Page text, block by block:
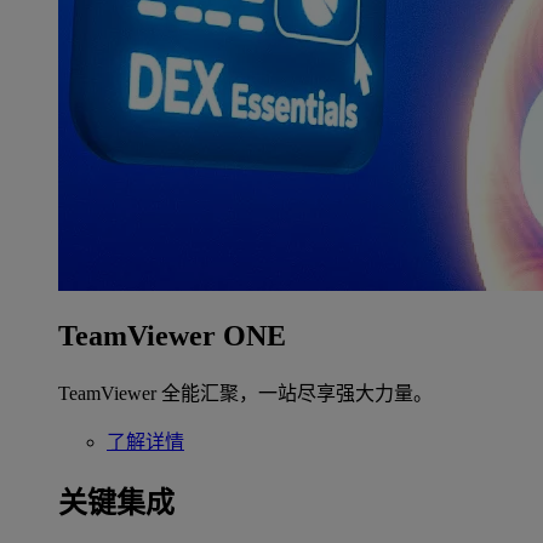
TeamViewer ONE
TeamViewer 全能汇聚，一站尽享强大力量。
了解详情
关键集成